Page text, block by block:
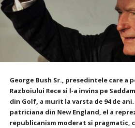
George Bush Sr., presedintele care
Razboiului Rece si l-a invins pe
din Golf, a murit la varsta de 94 de ani.
patriciana din New England, el a
republicanism moderat si pragmatic,